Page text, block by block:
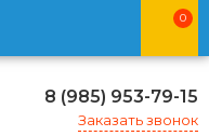
0
8 (985) 953-79-15
Заказать звонок